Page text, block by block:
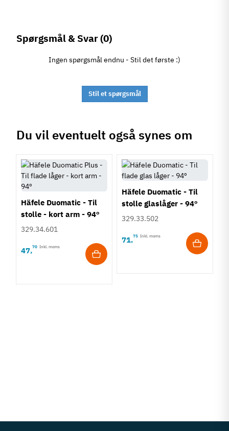
Spørgsmål & Svar(0)
Ingen spørgsmål endnu - Stil det første :)
Stil et spørgsmål
Du vil eventuelt også synes om
Häfele Duomatic - Til
stolle - kort arm - 94º
329.34.601
47,70 Inkl. moms
Häfele Duomatic - Til
stolle glaslåger - 94º
329.33.502
71,75 Inkl. moms